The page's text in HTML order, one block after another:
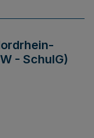
- SchulG)